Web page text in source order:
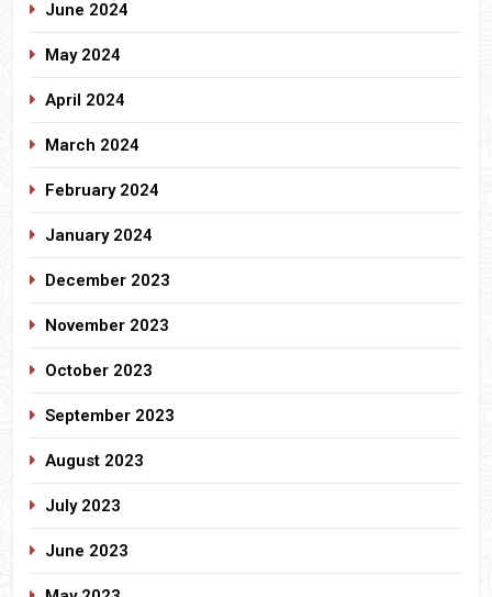
June 2024
May 2024
April 2024
March 2024
February 2024
January 2024
December 2023
November 2023
October 2023
September 2023
August 2023
July 2023
June 2023